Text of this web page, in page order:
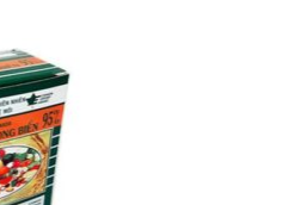
Add to
wishlist